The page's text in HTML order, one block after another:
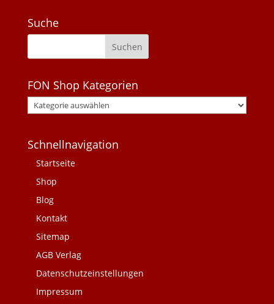
Suche
FON Shop Kategorien
Schnellnavigation
Startseite
Shop
Blog
Kontakt
Sitemap
AGB Verlag
Datenschutzeinstellungen
Impressum